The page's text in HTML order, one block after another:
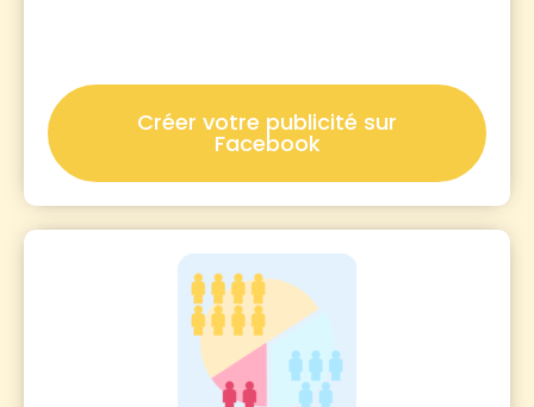
Créer votre publicité sur
Facebook